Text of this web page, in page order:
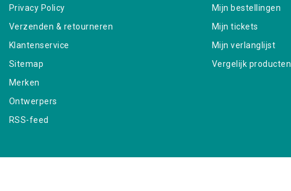
Privacy Policy
Verzenden & retourneren
Klantenservice
Sitemap
Merken
Ontwerpers
RSS-feed
Mijn bestellingen
Mijn tickets
Mijn verlanglijst
Vergelijk producten